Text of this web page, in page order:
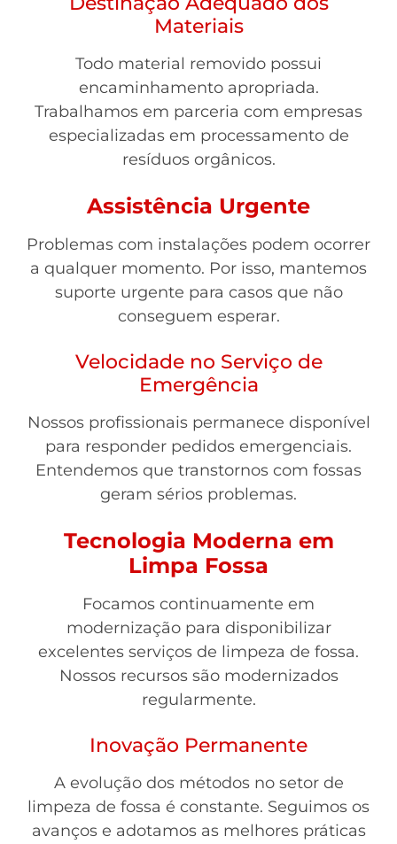
Materiais
Todo material removido possui
encaminhamento apropriada.
Trabalhamos em parceria com empresas
especializadas em processamento de
resíduos orgânicos.
Assistência Urgente
Problemas com instalações podem ocorrer
a qualquer momento. Por isso, mantemos
suporte urgente para casos que não
conseguem esperar.
Velocidade no Serviço de
Emergência
Nossos profissionais permanece disponível
para responder pedidos emergenciais.
Entendemos que transtornos com fossas
geram sérios problemas.
Tecnologia Moderna em
Limpa Fossa
Focamos continuamente em
modernização para disponibilizar
excelentes serviços de limpeza de fossa.
Nossos recursos são modernizados
regularmente.
Inovação Permanente
A evolução dos métodos no setor de
limpeza de fossa é constante. Seguimos os
avanços e adotamos as melhores práticas